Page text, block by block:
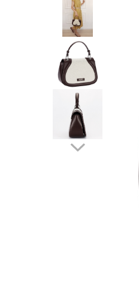
Incaltamine primavara-vara piele
Camasi si topuri
Blugi si pantaloni
Pulovere si cardigane
Incaltaminte toamna-iarna piele